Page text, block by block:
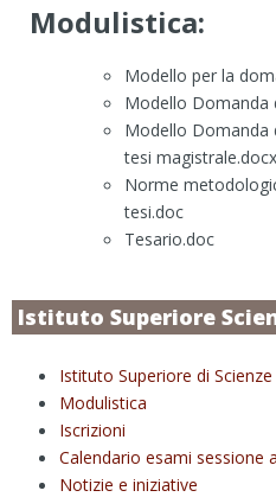
Modulistica:
Modello per la
Modello Domanda
Modello Domanda
tesi magistrale.docx
Norme
tesi.doc
Tesario.doc
Istituto Superiore
Istituto Superiore di
Modulistica
Iscrizioni
Calendario esami sessione
Notizie e iniziative